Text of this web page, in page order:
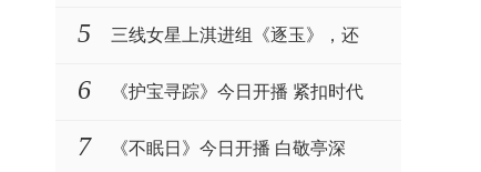
公衷心护主演技获赞
5 三线女星上淇进组《逐玉》，还
被赵樱子力挺
6 《护宝寻踪》今日开播 紧扣时代
主题致敬文保工作者
7 《不眠日》今日开播 白敬亭深